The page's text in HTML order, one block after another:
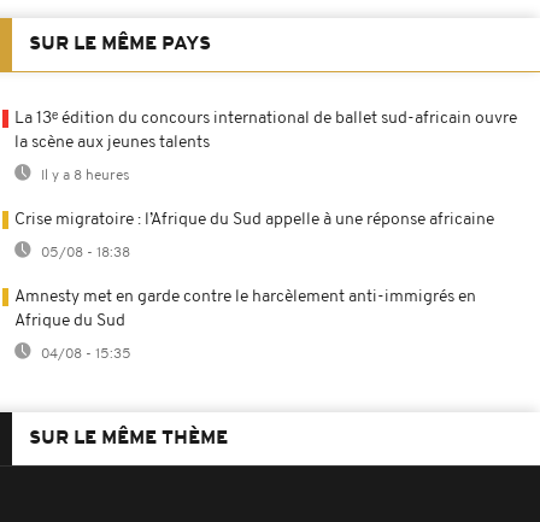
SUR LE MÊME PAYS
La 13ᵉ édition du concours international de ballet sud-africain ouvre
la scène aux jeunes talents
Il y a 8 heures
Crise migratoire : l’Afrique du Sud appelle à une réponse africaine
05/08 - 18:38
Amnesty met en garde contre le harcèlement anti-immigrés en
Afrique du Sud
04/08 - 15:35
SUR LE MÊME THÈME